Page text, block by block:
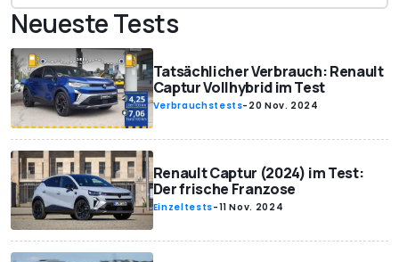
Neueste Tests
Tatsächlicher Verbrauch: Renault
Captur Vollhybrid im Test
Verbrauchstests- 20 Nov. 2024
Renault Captur (2024) im Test:
Der frische Franzose
Einzeltests-11 Nov. 2024